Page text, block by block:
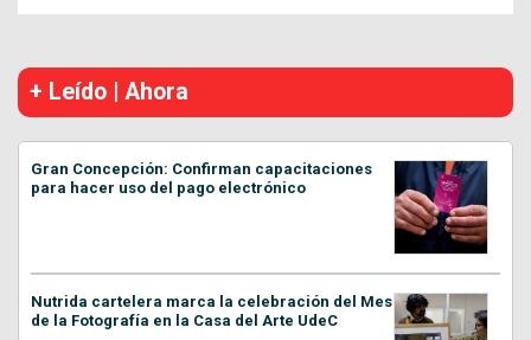
+ Leído | Ahora
Gran Concepción: Confirman capacitaciones
para hacer uso del pago electrónico
Nutrida cartelera marca la celebración del Mes
de la Fotografía en la Casa del Arte UdeC